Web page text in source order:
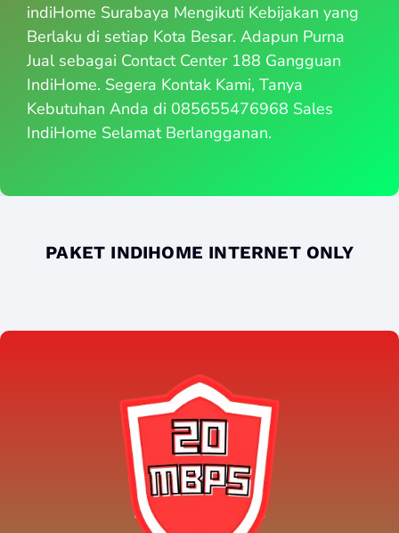
indiHome Surabaya Mengikuti Kebijakan yang
Berlaku di setiap Kota Besar. Adapun Purna
Jual sebagai Contact Center 188 Gangguan
IndiHome. Segera Kontak Kami, Tanya
Kebutuhan Anda di 085655476968 Sales
IndiHome Selamat Berlangganan.
PAKET INDIHOME INTERNET ONLY